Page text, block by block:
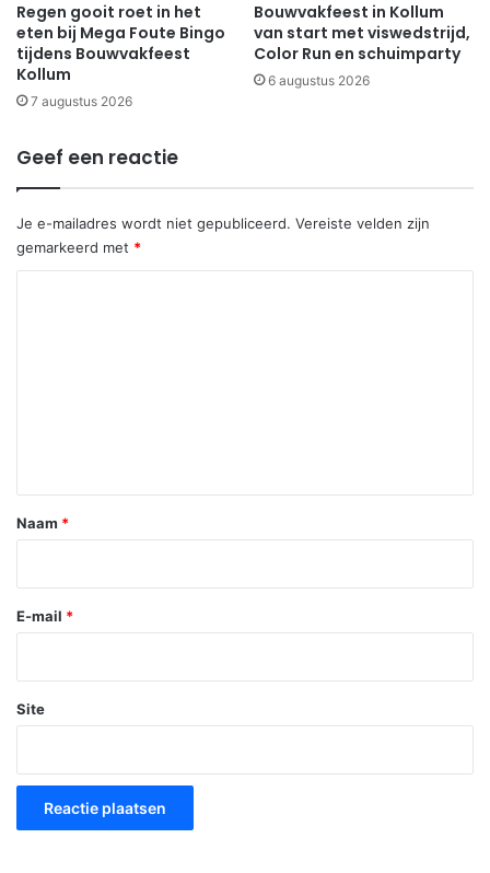
Regen gooit roet in het
eten bij Mega Foute Bingo
tijdens Bouwvakfeest
Kollum
7 augustus 2026
Bouwvakfeest in Kollum
van start met viswedstrijd,
Color Run en schuimparty
6 augustus 2026
Geef een reactie
Je e-mailadres wordt niet gepubliceerd. Vereiste velden zijn
gemarkeerd met *
*
Naam *
E-mail *
Site